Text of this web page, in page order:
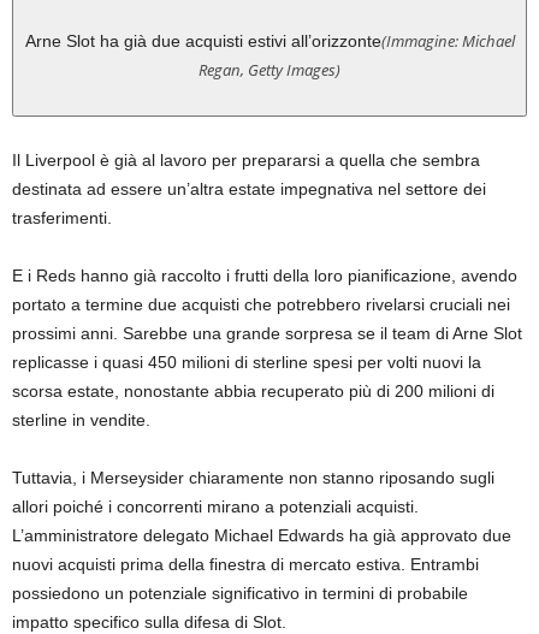
Arne Slot ha già due acquisti estivi all’orizzonte(Immagine: Michael
Regan, Getty Images)
Il Liverpool è già al lavoro per prepararsi a quella che sembra
destinata ad essere un’altra estate impegnativa nel settore dei
trasferimenti.
E i Reds hanno già raccolto i frutti della loro pianificazione, avendo
portato a termine due acquisti che potrebbero rivelarsi cruciali nei
prossimi anni. Sarebbe una grande sorpresa se il team di Arne Slot
replicasse i quasi 450 milioni di sterline spesi per volti nuovi la
scorsa estate, nonostante abbia recuperato più di 200 milioni di
sterline in vendite.
Tuttavia, i Merseysider chiaramente non stanno riposando sugli
allori poiché i concorrenti mirano a potenziali acquisti.
L’amministratore delegato Michael Edwards ha già approvato due
nuovi acquisti prima della finestra di mercato estiva. Entrambi
possiedono un potenziale significativo in termini di probabile
impatto specifico sulla difesa di Slot.